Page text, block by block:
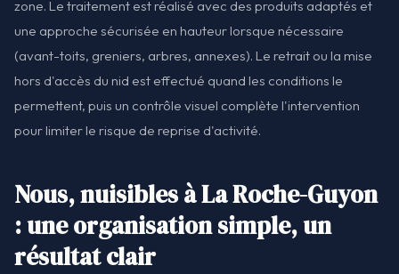
zone. Le traitement est réalisé avec des produits adaptés et
une approche sécurisée en hauteur lorsque nécessaire
(avant-toits, greniers, arbres, annexes). Le retrait ou la mise
hors d'accès du nid est effectué quand les conditions le
permettent, puis un contrôle visuel complète l'intervention
pour limiter le risque de reprise d'activité.
Nous, nuisibles à La Roche-Guyon
: une organisation simple, un
résultat clair